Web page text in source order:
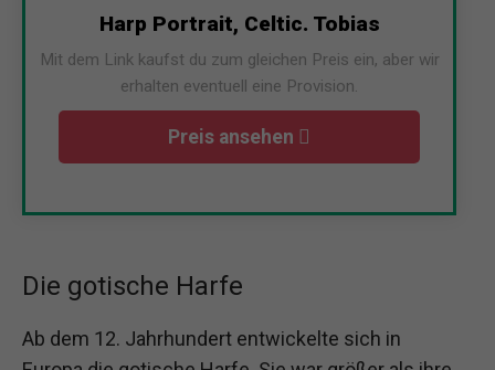
Harp Portrait, Celtic. Tobias
Mit dem Link kaufst du zum gleichen Preis ein, aber wir
erhalten eventuell eine Provision.
Preis ansehen
Die gotische Harfe
Ab dem 12. Jahrhundert entwickelte sich in